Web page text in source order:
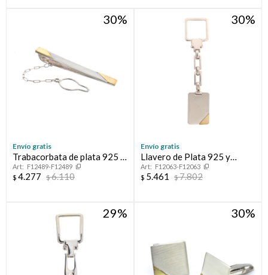
30
Envío gratis
Trabacorbata de plata 925 y
double en oro 18 ktes.
F12489-F12489
$ 4.277 $6.110
30
Envío gratis
Llavero de Plata 925 y
DoubleF12063-F12063
$ 5.461 $7.802
29 30
Día del niño